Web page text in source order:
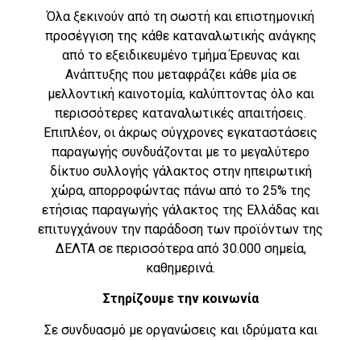
Όλα ξεκινούν από τη σωστή και επιστημονική
προσέγγιση της κάθε καταναλωτικής ανάγκης
από το εξειδικευμένο τμήμα Έρευνας και
Ανάπτυξης που μεταφράζει κάθε μία σε
μελλοντική καινοτομία, καλύπτοντας όλο και
περισσότερες καταναλωτικές απαιτήσεις.
Επιπλέον, οι άκρως σύγχρονες εγκαταστάσεις
παραγωγής συνδυάζονται με το μεγαλύτερο
δίκτυο συλλογής γάλακτος στην ηπειρωτική
χώρα, απορροφώντας πάνω από το 25% της
ετήσιας παραγωγής γάλακτος της Ελλάδας και
επιτυγχάνουν την παράδοση των προϊόντων της
ΔΕΛΤΑ σε περισσότερα από 30.000 σημεία,
καθημερινά.
Στηρίζουμε την κοινωνία
Σε συνδυασμό με οργανώσεις και ιδρύματα και